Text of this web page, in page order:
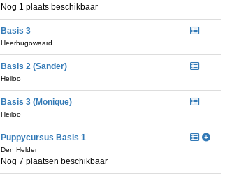
Nog 1 plaats beschikbaar
Basis 3
Heerhugowaard
Basis 2 (Sander)
Heiloo
Basis 3 (Monique)
Heiloo
Puppycursus Basis 1
Den Helder
Nog 7 plaatsen beschikbaar